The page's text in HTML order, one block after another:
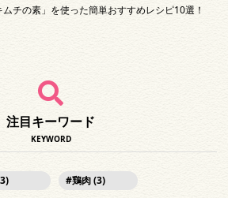
チの素」を使った簡単おすすめレシピ10選！
注目キーワード
KEYWORD
鶏肉 (3)